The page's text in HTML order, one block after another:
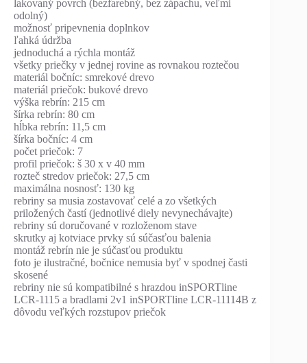
lakovaný povrch (bezfarebný, bez zápachu, veľmi
odolný)
možnosť pripevnenia doplnkov
ľahká údržba
jednoduchá a rýchla montáž
všetky priečky v jednej rovine as rovnakou roztečou
materiál bočníc: smrekové drevo
materiál priečok: bukové drevo
výška rebrín: 215 cm
šírka rebrín: 80 cm
hĺbka rebrín: 11,5 cm
šírka bočníc: 4 cm
počet priečok: 7
profil priečok: š 30 x v 40 mm
rozteč stredov priečok: 27,5 cm
maximálna nosnosť: 130 kg
rebriny sa musia zostavovať celé a zo všetkých
priložených častí (jednotlivé diely nevynechávajte)
rebriny sú doručované v rozloženom stave
skrutky aj kotviace prvky sú súčasťou balenia
montáž rebrín nie je súčasťou produktu
foto je ilustračné, bočnice nemusia byť v spodnej časti
skosené
rebriny nie sú kompatibilné s hrazdou inSPORTline
LCR-1115 a bradlami 2v1 inSPORTline LCR-11114B z
dôvodu veľkých rozstupov priečok